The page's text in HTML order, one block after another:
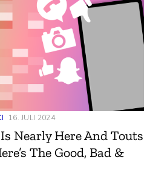
16. JULI 2024
Nearly Here And Touts
The Good, Bad &